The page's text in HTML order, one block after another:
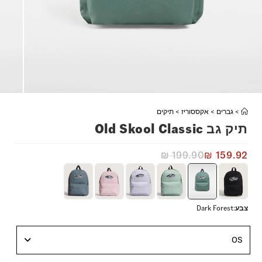
> גברים > אקססוריז > תיקים
תיק גב Old Skool Classic
₪199.90₪ 159.92
צבע:
Dark Forest
OS